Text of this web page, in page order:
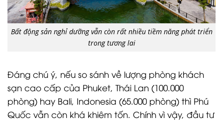
Bất động sản nghỉ dưỡng vẫn còn rất nhiều tiềm năng phát triển
trong tương lai
Đáng chú ý, nếu so sánh về lượng phòng khách
sạn cao cấp của Phuket, Thái Lan (100.000
phòng) hay Bali, Indonesia (65.000 phòng) thì Phú
Quốc vẫn còn khá khiêm tốn. Chính vì vậy, đầu tư